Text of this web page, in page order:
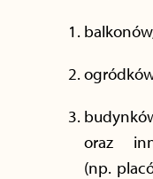
oraz
(np.